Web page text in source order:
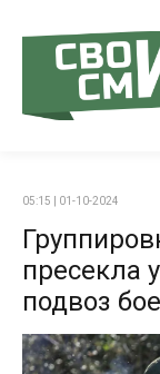
05:15 | 01-10-2024
пресекла
подвоз